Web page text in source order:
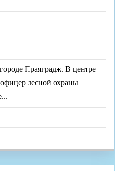
Праяградж. В центре
лесной охраны